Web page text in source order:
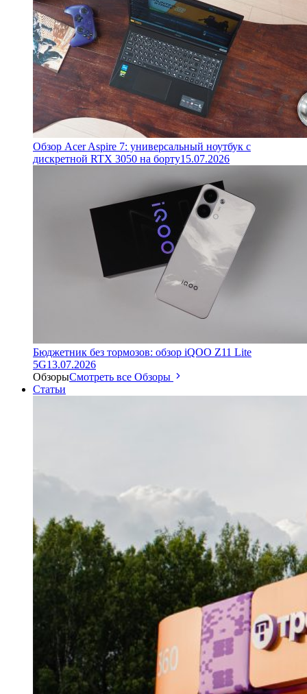
Обзор Acer Aspire 7: универсальный ноутбук с
дискретной RTX 3050 на борту15.07.2026
Бюджетник без тормозов: обзор iQOO Z11 Lite
5G13.07.2026
ОбзорыСмотреть все Обзоры
Статьи